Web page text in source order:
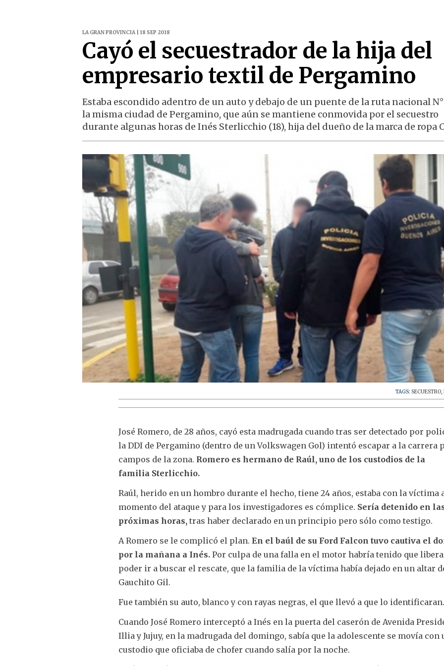
LA GRAN PROVINCIA | 18 SEP 2018
Cayó el secuestrador de la hija del
empresario textil de Pergamino
Estaba escondido adentro de un auto y debajo de un puente de la ruta nacional
la misma ciudad de Pergamino, que aún se mantiene conmovida por el secuestro
durante algunas horas de Inés Sterlicchio (18), hija del dueño de la marca de ropa
TAGS:SECUESTRO,
José Romero, de 28 años, cayó esta madrugada cuando tras ser detectado por
la DDI de Pergamino (dentro de un Volkswagen Gol) intentó escapar a la carrera
campos de la zona. Romero es hermano de Raúl, uno de los custodios de la
familia Sterlicchio.
Raúl, herido en un hombro durante el hecho, tiene 24 años, estaba con la víctima
momento del ataque y para los investigadores es cómplice. Sería detenido en
próximas horas,tras haber declarado en un principio pero sólo como testigo.
A Romero se le complicó el plan.En el baúl de su Ford Falcon tuvo cautiva el
por la mañana a Inés. Por culpa de una falla en el motor habría tenido que
poder ir a buscar el rescate, que la familia de la víctima había dejado en un altar
Gauchito Gil.
Fue también su auto, blanco y con rayas negras, el que llevó a que lo
Cuando José Romero interceptó a Inés en la puerta del caserón de Avenida
Illia y Jujuy, en la madrugada del domingo, sabía que la adolescente se movía con
custodio que oficiaba de chofer cuando salía por la noche.